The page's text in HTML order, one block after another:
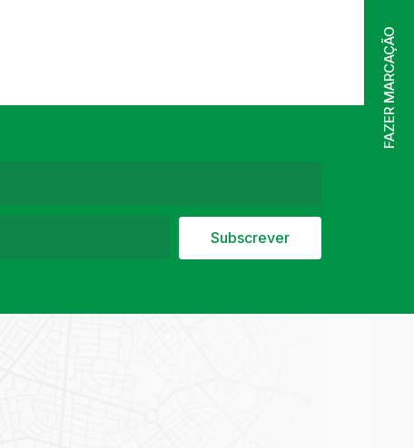
FAZER MARCAÇÃO
Subscrever